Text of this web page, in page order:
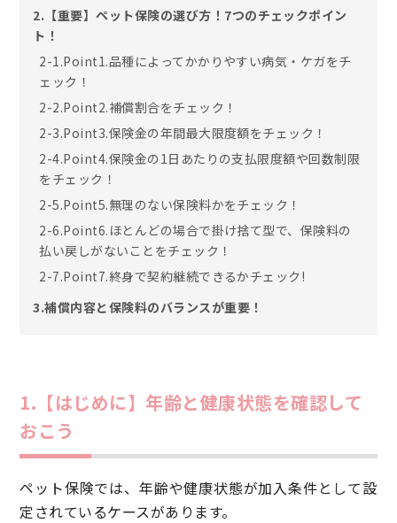
2.【重要】ペット保険の選び方！7つのチェックポイン
ト！
2-1.Point1.品種によってかかりやすい病気・ケガをチ
ェック！
2-2.Point2.補償割合をチェック！
2-3.Point3.保険金の年間最大限度額をチェック！
2-4.Point4.保険金の1日あたりの支払限度額や回数制限
をチェック！
2-5.Point5.無理のない保険料かをチェック！
2-6.Point6.ほとんどの場合で掛け捨て型で、保険料の
払い戻しがないことをチェック！
2-7.Point7.終身で契約継続できるかチェック!
3.補償内容と保険料のバランスが重要！
1.【はじめに】年齢と健康状態を確認して
おこう
ペット保険では、年齢や健康状態が加入条件として設
定されているケースがあります。